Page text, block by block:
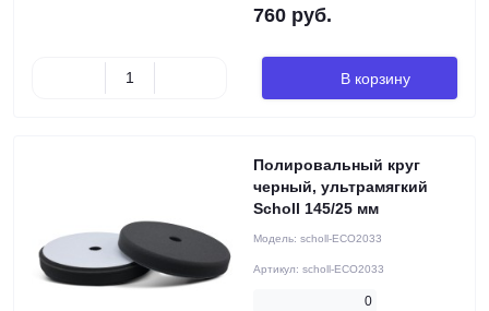
760 руб.
В корзину
Полировальный круг
черный, ультрамягкий
Scholl 145/25 мм
Модель: scholl-ECO2033
Артикул: scholl-ECO2033
0